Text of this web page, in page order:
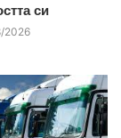
си
2026